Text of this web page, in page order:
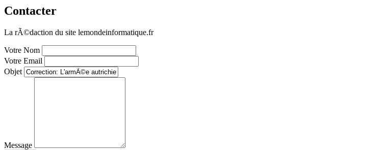
Contacter
La rÃ©daction du site lemondeinformatique.fr
Votre Nom
Votre Email
Objet
Message